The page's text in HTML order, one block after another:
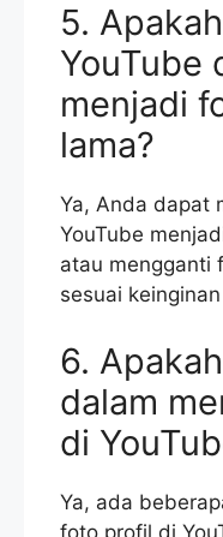
5.
YouTube
menjadi
lama?
Ya, Anda dapat
YouTube
atau mengganti
sesuai
6.
dalam
di
Ya, ada
foto profil di